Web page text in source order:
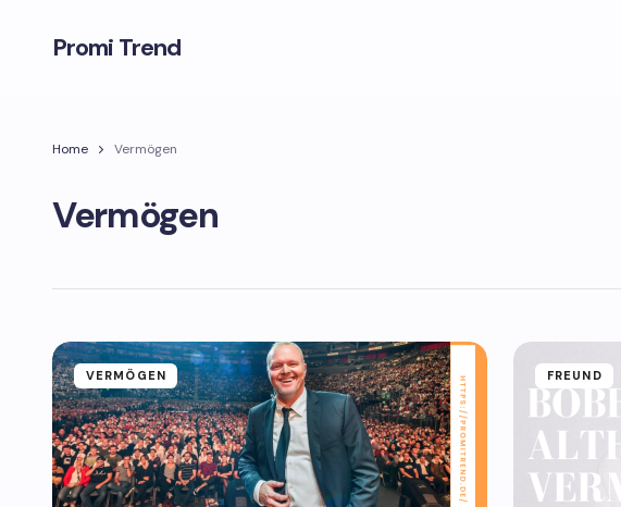
Promi Trend
Home Vermögen
Vermögen
VERMÖGEN FREUND